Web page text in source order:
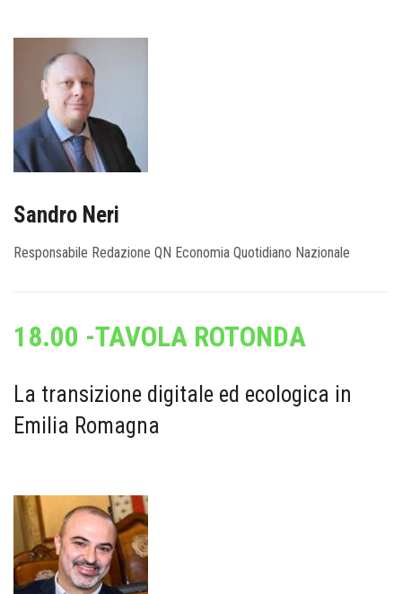
Sandro Neri
Responsabile Redazione QN Economia Quotidiano Nazionale
18.00 -TAVOLA ROTONDA
La transizione digitale ed ecologica in
Emilia Romagna